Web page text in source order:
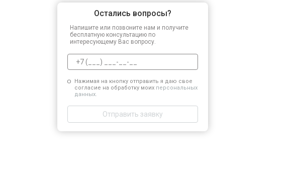
Остались вопросы?
Напишите или позвоните нам и получите
бесплатную консультацию по
интересующему Вас вопросу.
Нажимая на кнопку отправить я даю свое
согласие на обработку моих персональных
данных.
Отправить заявку